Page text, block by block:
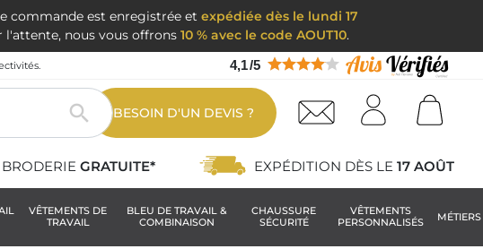
commande est enregistrée etexpédiée dès le lundi 17
l'attente, nous vous offrons 10 % avec le code AOUT10.
4,1/5
 BESOIN D'UN DEVIS ?
BRODERIE GRATUITE* EXPÉDITION DÈS LE 17 AOÛT
VÊTEMENTS DE
TRAVAIL
BLEU DE TRAVAIL &
COMBINAISON
CHAUSSURE
SÉCURITÉ
VÊTEMENTS
PERSONNALISÉS
MÉTIERS